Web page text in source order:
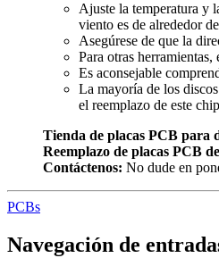
Ajuste la temperatura y
viento es de alrededor
Asegúrese de que la
Para otras
Es aconsejable
La mayoría de los
el reemplazo de este
Tienda de placas PCB para
Reemplazo de placas PCB
Contáctenos: No dude en
PCBs
Navegación de